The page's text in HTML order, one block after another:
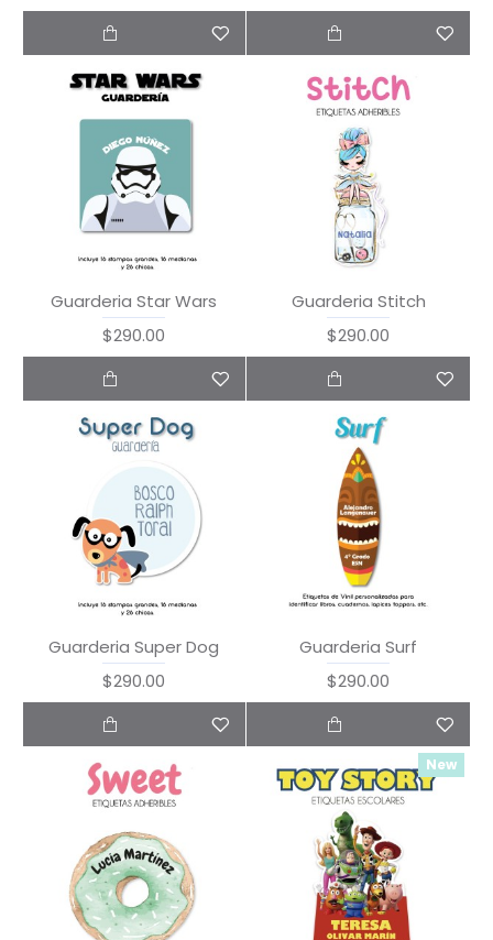
Guarderia Star Wars
$290.00
Guarderia Stitch
$290.00
Guarderia Super Dog
$290.00
Guarderia Surf
$290.00
New